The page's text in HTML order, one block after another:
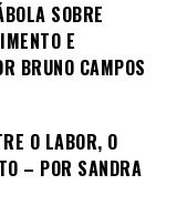
SOBRE
E
BRUNO CAMPOS
O LABOR, O
– POR SANDRA